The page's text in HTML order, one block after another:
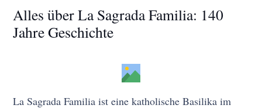
Alles über La Sagrada Familia: 140
Jahre Geschichte
La Sagrada Familia ist eine katholische Basilika im